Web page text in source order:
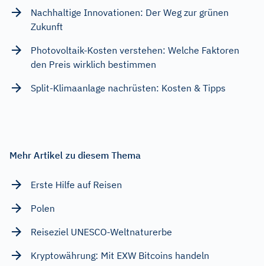
Nachhaltige Innovationen: Der Weg zur grünen
Zukunft
Photovoltaik-Kosten verstehen: Welche Faktoren
den Preis wirklich bestimmen
Split-Klimaanlage nachrüsten: Kosten & Tipps
Mehr Artikel zu diesem Thema
Erste Hilfe auf Reisen
Polen
Reiseziel UNESCO-Weltnaturerbe
Kryptowährung: Mit EXW Bitcoins handeln